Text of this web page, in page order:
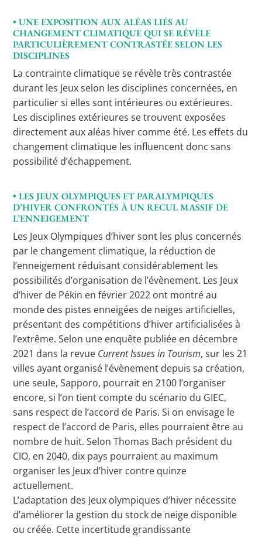
• UNE EXPOSITION AUX ALÉAS LIÉS AU
CHANGEMENT CLIMATIQUE QUI SE RÉVÈLE
PARTICULIÈREMENT CONTRASTÉE SELON LES
DISCIPLINES
La contrainte climatique se révèle très contrastée
durant les Jeux selon les disciplines concernées, en
particulier si elles sont intérieures ou extérieures.
Les disciplines extérieures se trouvent exposées
directement aux aléas hiver comme été. Les effets du
changement climatique les influencent donc sans
possibilité d’échappement.
• LES JEUX OLYMPIQUES ET PARALYMPIQUES
D’HIVER CONFRONTÉS À UN RECUL MASSIF DE
L’ENNEIGEMENT
Les Jeux Olympiques d’hiver sont les plus concernés
par le changement climatique, la réduction de
l’enneigement réduisant considérablement les
possibilités d’organisation de l’évènement. Les Jeux
d’hiver de Pékin en février 2022 ont montré au
monde des pistes enneigées de neiges artificielles,
présentant des compétitions d’hiver artificialisées à
l’extrême. Selon une enquête publiée en décembre
2021 dans la revue Current Issues in Tourism, sur les 21
villes ayant organisé l’évènement depuis sa création,
une seule, Sapporo, pourrait en 2100 l’organiser
encore, si l’on tient compte du scénario du GIEC,
sans respect de l’accord de Paris. Si on envisage le
respect de l’accord de Paris, elles pourraient être au
nombre de huit. Selon Thomas Bach président du
CIO, en 2040, dix pays pourraient au maximum
organiser les Jeux d’hiver contre quinze
actuellement.
L’adaptation des Jeux olympiques d’hiver nécessite
d’améliorer la gestion du stock de neige disponible
ou créée. Cette incertitude grandissante